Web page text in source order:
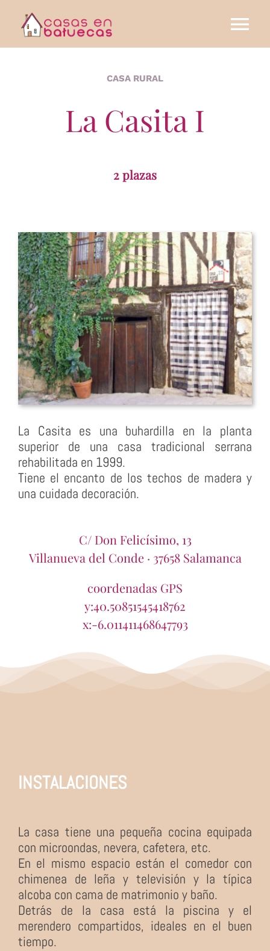
content
CASA RURAL
La Casita I
2 plazas
La Casita es una buhardilla en la planta
superior de una casa tradicional serrana
rehabilitada en 1999.
Tiene el encanto de los techos de madera y
una cuidada decoración.
C/ Don Felicísimo, 13
Villanueva del Conde · 37658 Salamanca
coordenadas GPS
y:40.50851545418762
x:-6.011411468647793
INSTALACIONES
La casa tiene una pequeña cocina equipada
con microondas, nevera, cafetera, etc.
En el mismo espacio están el comedor con
chimenea de leña y televisión y la típica
alcoba con cama de matrimonio y baño.
Detrás de la casa está la piscina y el
merendero compartidos, ideales en el buen
tiempo.